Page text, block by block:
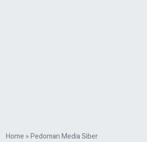
Home »Pedoman Media Siber